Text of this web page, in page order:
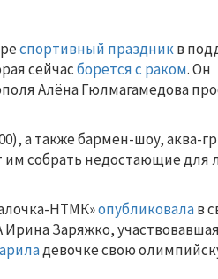
спортивный праздникв
сейчасборется с раком. Он
Алёна Гюлмагамедова
а также бармен-шоу, аква-
собрать недостающие для
НТМК»опубликовалав
Заряжко,
девочке свою